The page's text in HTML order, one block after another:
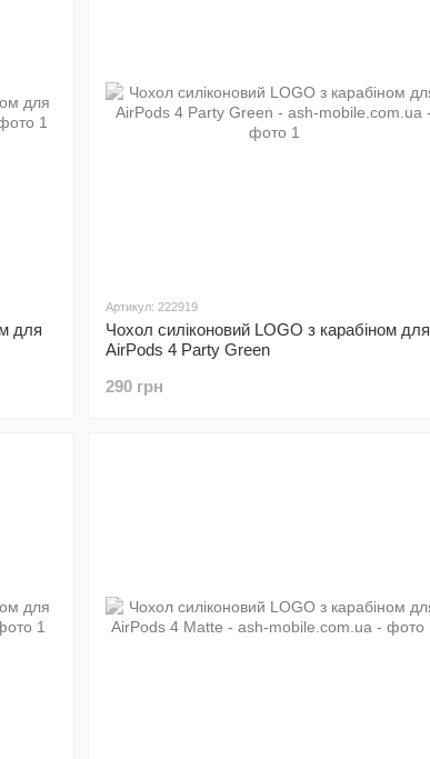
для
Артикул: 222919
Чохол силіконовий LOGO з карабіном для
AirPods 4 Party Green
290 грн